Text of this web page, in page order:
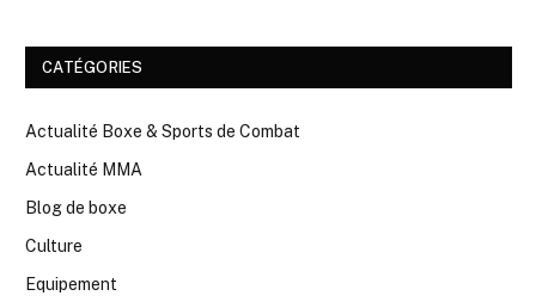
CATÉGORIES
Actualité Boxe & Sports de Combat
Actualité MMA
Blog de boxe
Culture
Equipement